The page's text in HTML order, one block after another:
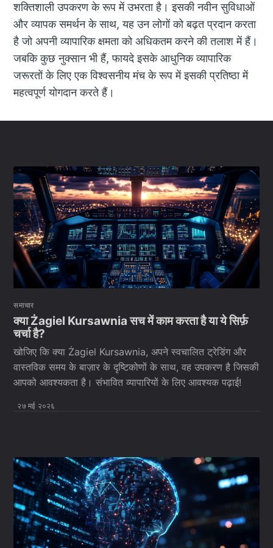
शक्तिशाली उपकरण के रूप में उभरता है। इसकी नवीन सुविधाओं
और व्यापक समर्थन के साथ, यह उन लोगों को बढ़त प्रदान करता
है जो अपनी व्यापारिक क्षमता को अधिकतम करने की तलाश में हैं।
जबकि कुछ नुक्सान भी हैं, फायदे इसके आधुनिक व्यापारिक
जरूरतों के लिए एक विश्वसनीय मंच के रूप में इसकी प्रतिष्ठा में
महत्वपूर्ण योगदान करते हैं।
समाचार
क्या Żagiel Kursawnia सच में काम करता है या ये सिर्फ़
चर्चा है?
खोजिए कि क्या Żagiel Kursawnia, अपने स्वचालित ट्रेडिंग और
वास्तविक समय के बाज़ार के दृष्टिकोणों के साथ, वह उपकरण है जिसकी
आपको आवश्यकता है। संभावित व्यापारियों के लिए आवश्यक पढ़ाई!
२७ मई २०२६